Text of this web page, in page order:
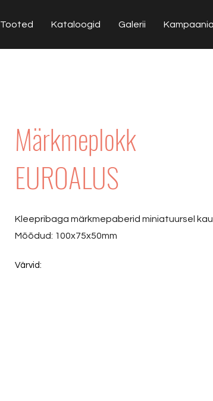
Tooted Kataloogid Galerii Kampaania
Märkmeplokk
EUROALUS
Kleepribaga märkmepaberid miniatuursel
Mõõdud: 100x75x50mm
Värvid: